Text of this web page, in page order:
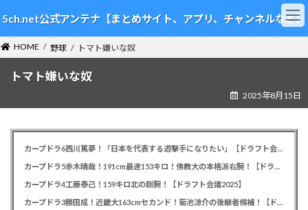
ン
テ
ン
ツ
ビ
ゲ
ー
シ
5ch.net公式アンテナ【まとめサイト、アプリ、チャンネルなど】
HOME 野球 トマト嫌いな奴
トマト嫌いな奴
2025年8月15日
カープドラ6西川篤夢！「日本を代表する遊撃手になりたい」【ドラフト会議2025】
カープドラ5赤木晴哉！191cm最速153キロ！佛教大の本格派右腕！【ドラフト会議2025】
カープドラ4工藤泰己！159キロ北の剛腕！【ドラフト会議2025】
カープドラ3勝田成！近畿大163cmセカンド！菊池涼介の後継者候補！【ドラフト会議2025】